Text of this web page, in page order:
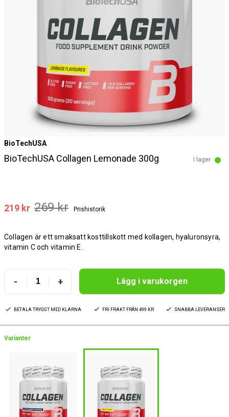
BioTechUSA
BioTechUSA Collagen Lemonade 300g I lager
219 kr 269 kr Prishistorik
Collagen är ett smaksatt kosttillskott med kollagen, hyaluronsyra,
vitamin C och vitamin E.
- + Lägg i varukorgen
BETALA TRYGGT MED KLARNA FRI FRAKT FRÅN 499 KR SNABBA LEVERANSER
Varianter